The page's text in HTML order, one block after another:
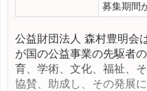
募集期間
公益財団法人 森村豊明会
が国の公益事業の先駆者
育、学術、文化、福祉、
協賛、助成し、その発展